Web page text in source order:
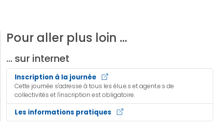
Pour aller plus loin …
… sur internet
Inscription à la journée
Cette journée s'adresse à tous les élu.e.s et agent.e.s de
collectivités et l'inscription est obligatoire.
Les informations pratiques